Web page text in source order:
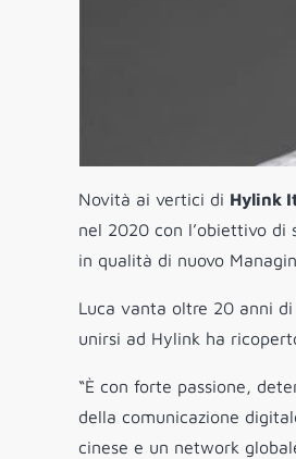
Novità ai vertici di Hylink
nel 2020 con l’obiettivo di
in qualità di nuovo
Luca vanta oltre 20 anni
unirsi ad Hylink ha
“È con forte passione,
della comunicazione
cinese e un network